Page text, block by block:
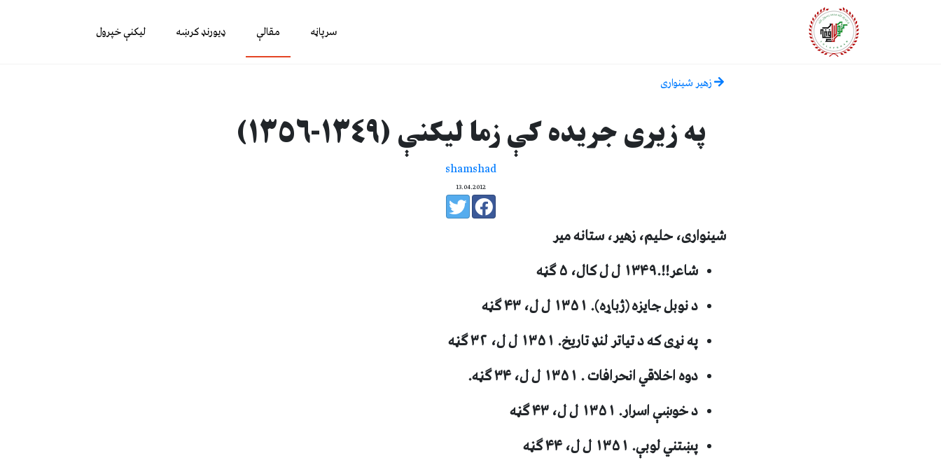
سرپاڼه مقالې ډیورنډ کرښه لیکنې خپرول
زهير شينواری
په زيری جريده کې زما ليکنې (١٣٤٩-١٣٥٦)
shamshad
13.04.2012
شينواری، حليم، زهير، ستانه مير
شاعر!!.۱۳۴۹ ل ل کال، ۵ ګڼه
د نوبل جايزه (ژباړه). ۱۳۵۱ ل ل، ۴۳ ګڼه
په نړی که د تياتر لنډ تاريخ. ۱۳۵۱ ل ل، ۳٢ ګڼه
دوه اخلاقي انحرافات . ۱۳۵۱ ل ل، ۳۴ ګڼه.
د خوښې اسرار. ۱۳۵۱ ل ل، ۴۳ ګڼه
پښتني لوبې. ۱۳۵۱ ل ل، ۴۴ ګڼه